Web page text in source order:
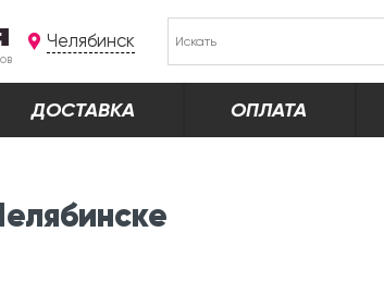
Челябинск
ДОСТАВКА ОПЛАТА